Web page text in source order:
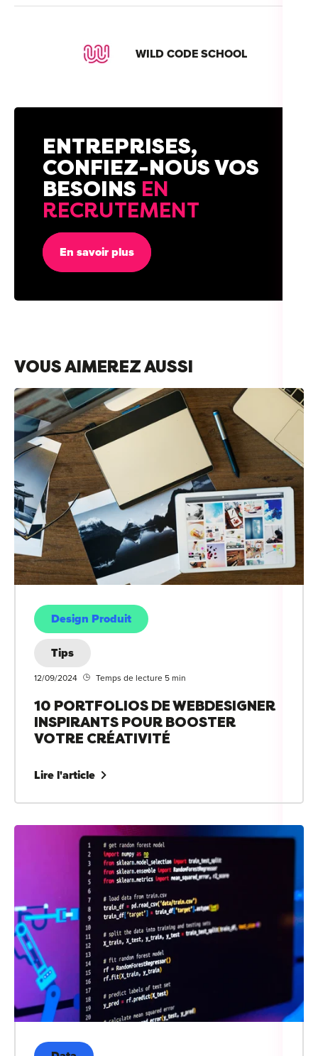
WILD CODE SCHOOL
ENTREPRISES,
CONFIEZ-NOUS VOS
BESOINS EN
RECRUTEMENT
En savoir plus
VOUS AIMEREZ AUSSI
Design Produit
Tips
12/09/2024 Temps de lecture 5 min
10 PORTFOLIOS DE WEBDESIGNER
INSPIRANTS POUR BOOSTER
VOTRE CRÉATIVITÉ
Lire l'article